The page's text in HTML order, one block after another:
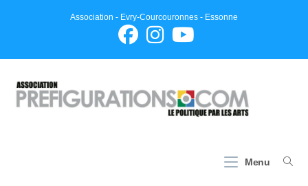
Association - Evry-Courcouronnes - Essonne
Menu